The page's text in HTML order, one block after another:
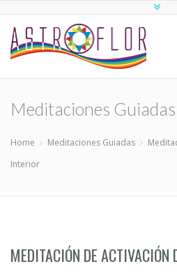
Meditaciones Guiadas
Home Meditaciones Guiadas
Interior
MEDITACIÓN DE ACTIVACIÓN